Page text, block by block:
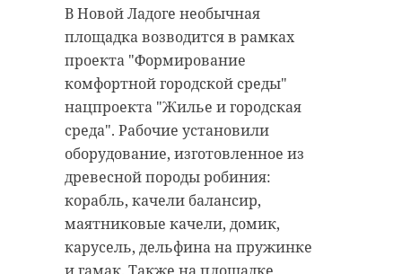
В Новой Ладоге необычная
площадка возводится в рамках
проекта "Формирование
комфортной городской среды"
нацпроекта "Жилье и городская
среда". Рабочие установили
оборудование, изготовленное из
древесной породы робиния:
корабль, качели балансир,
маятниковые качели, домик,
карусель, дельфина на пружинке
(Ленинградская область) купить
билеты на "Поезд Победы". Об этом
сообщили в пресс-службе
администрации Тихвинского
района.
Власти предупреждают о том, что
посещение экспозиции является
бесплатным. Для того, чтобы
попасть на "Поезд Победы" нужно
пройти предварительную
регистрацию на сайте. Такие
Соглашение с 52-летним
специалистом подпишут 26 июля.
Контракт будет действовать до 31
декабря 2021 года с возможным
продлением. Отмечается, что
условия соглашения уже
утверждены. Валерий Карпин
будет совмещать руководство
национальной сборной с работой
главным тренером команды
"Ростов".